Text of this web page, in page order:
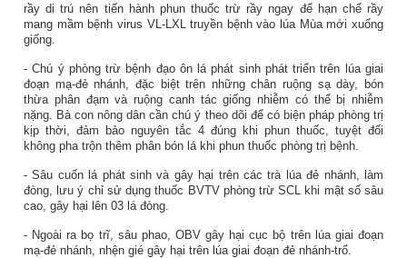
rầy di trú nên tiến hành phun thuốc trừ rầy ngay để hạn chế rầy
mang mầm bệnh virus VL-LXL truyền bệnh vào lúa Mùa mới xuống
giống.
- Chú ý phòng trừ bệnh đạo ôn lá phát sinh phát triển trên lúa giai
đoạn mạ-đẻ nhánh, đặc biệt trên những chân ruộng sạ dày, bón
thừa phân đạm và ruộng canh tác giống nhiễm có thể bị nhiễm
nặng. Bà con nông dân cần chú ý theo dõi để có biện pháp phòng trị
kịp thời, đảm bảo nguyên tắc 4 đúng khi phun thuốc, tuyệt đối
không pha trộn thêm phân bón lá khi phun thuốc phòng trị bệnh.
- Sâu cuốn lá phát sinh và gây hại trên các trà lúa đẻ nhánh, làm
đòng, lưu ý chỉ sử dụng thuốc BVTV phòng trừ SCL khi mật số sâu
cao, gây hại lên 03 lá đòng.
- Ngoài ra bọ trĩ, sâu phao, OBV gây hại cục bộ trên lúa giai đoạn
mạ-đẻ nhánh, nhện gié gây hại trên lúa giai đoạn đẻ nhánh-trổ.